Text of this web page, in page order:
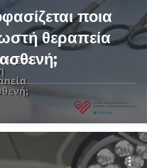
ποια
θεραπεία